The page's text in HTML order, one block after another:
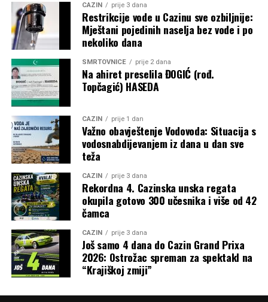
CAZIN prije 3 dana
Restrikcije vode u Cazinu sve ozbiljnije:
Mještani pojedinih naselja bez vode i po
nekoliko dana
SMRTOVNICE prije 2 dana
Na ahiret preselila ĐOGIĆ (rođ.
Topčagić) HASEDA
CAZIN prije 1 dan
Važno obavještenje Vodovoda: Situacija s
vodosnabdijevanjem iz dana u dan sve
teža
CAZIN prije 3 dana
Rekordna 4. Cazinska unska regata
okupila gotovo 300 učesnika i više od 42
čamca
CAZIN prije 3 dana
Još samo 4 dana do Cazin Grand Prixa
2026: Ostrožac spreman za spektakl na
“Krajiškoj zmiji”